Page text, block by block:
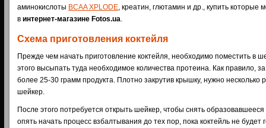
аминокислоты BCAA XPLODE, креатин, глютамин и др., купить которые
в интернет-магазине Fotos.ua.
Схема приготовления коктейля
Прежде чем начать приготовление коктейля, необходимо поместить в
этого высыпать туда необходимое количества протеина. Как правило,
более 25-30 грамм продукта. Плотно закрутив крышку, нужно несколько
шейкер.
После этого потребуется открыть шейкер, чтобы снять
опять начать процесс взбалтывания до тех пор, пока коктейль не будет